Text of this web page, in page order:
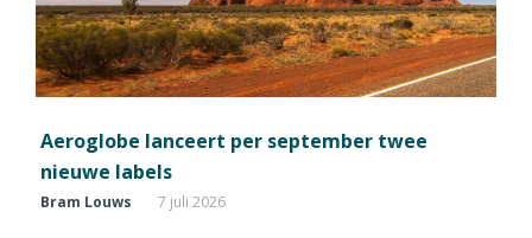
Aeroglobe lanceert per september twee
nieuwe labels
Bram Louws 7 juli 2026